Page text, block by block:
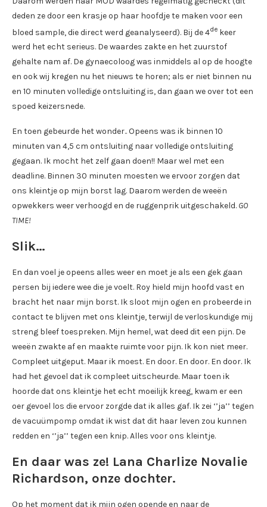
deden ze door een krasje op haar hoofdje te maken voor een
bloed sample, die direct werd geanalyseerd). Bij de 4de keer
werd het echt serieus. De waardes zakte en het zuurstof
gehalte nam af. De gynaecoloog was inmiddels al op de hoogte
en ook wij kregen nu het nieuws te horen; als er niet binnen nu
en 10 minuten volledige ontsluiting is, dan gaan we over tot een
spoed keizersnede.
En toen gebeurde het wonder.. Opeens was ik binnen 10
minuten van 4,5 cm ontsluiting naar volledige ontsluiting
gegaan. Ik mocht het zelf gaan doen!! Maar wel met een
deadline. Binnen 30 minuten moesten we ervoor zorgen dat
ons kleintje op mijn borst lag. Daarom werden de weeën
opwekkers weer verhoogd en de ruggenprik uitgeschakeld. GO
TIME!
Slik…
En dan voel je opeens alles weer en moet je als een gek gaan
persen bij iedere wee die je voelt. Roy hield mijn hoofd vast en
bracht het naar mijn borst. Ik sloot mijn ogen en probeerde in
contact te blijven met ons kleintje, terwijl de verloskundige mij
streng bleef toespreken. Mijn hemel, wat deed dit een pijn. De
weeën zwakte af en maakte ruimte voor pijn. Ik kon niet meer.
Compleet uitgeput. Maar ik moest. En door. En door. En door. Ik
had het gevoel dat ik compleet uitscheurde. Maar toen ik
hoorde dat ons kleintje het echt moeilijk kreeg, kwam er een
oer gevoel los die ervoor zorgde dat ik alles gaf. Ik zei ‘’ja’’ tegen
de vacuümpomp omdat ik wist dat dit haar leven zou kunnen
redden en ‘’ja’’ tegen een knip. Alles voor ons kleintje.
En daar was ze! Lana Charlize Novalie
Richardson, onze dochter.
Op het moment dat ik mijn ogen opende en naar de